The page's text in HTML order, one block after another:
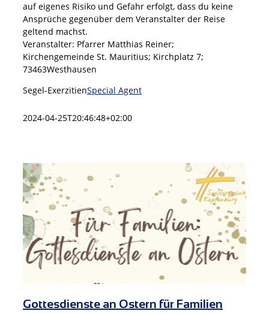
auf eigenes Risiko und Gefahr erfolgt, dass du keine
Ansprüche gegenüber dem Veranstalter der Reise
geltend machst.
Veranstalter: Pfarrer Matthias Reiner;
Kirchengemeinde St. Mauritius; Kirchplatz 7;
73463Westhausen
Segel-ExerzitienSpecial Agent
2024-04-25T20:46:48+02:00
Gottesdienste an Ostern für Familien